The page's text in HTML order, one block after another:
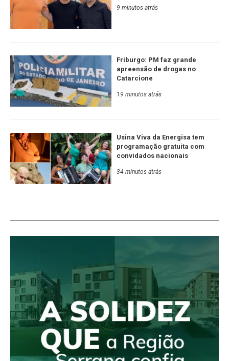
9 minutos atrás
Friburgo: PM faz grande
apreensão de drogas no
Catarcione
19 minutos atrás
Usina Viva da Energisa tem
programação gratuita com
convidados nacionais
34 minutos atrás